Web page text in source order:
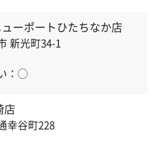
ーポートひたちなか店
新光町34-1
： ◯
店
幸谷町228